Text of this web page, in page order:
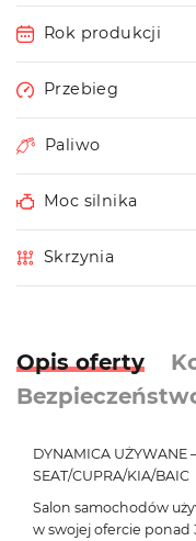
Rok produkcji
Przebieg
Paliwo
Moc silnika
Skrzynia
Opis oferty
DYNAMICA UŻYWANE
SEAT/CUPRA/KIA/BAIC
Salon samochodów
w swojej ofercie